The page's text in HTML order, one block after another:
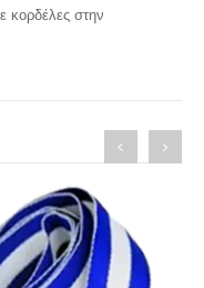
κορδέλες στην